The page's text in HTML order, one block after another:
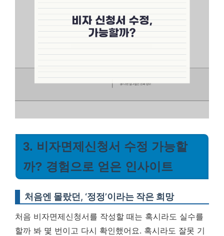
3. 비자면제신청서 수정 가능할
까? 경험으로 얻은 인사이트
처음엔 몰랐던, ‘정정’이라는 작은 희망
처음 비자면제신청서를 작성할 때는 혹시라도 실수를
할까 봐 몇 번이고 다시 확인했어요. 혹시라도 잘못 기